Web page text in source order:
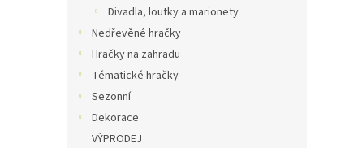
Divadla, loutky a marionety
Nedřevěné hračky
Hračky na zahradu
Tématické hračky
Sezonní
Dekorace
VÝPRODEJ